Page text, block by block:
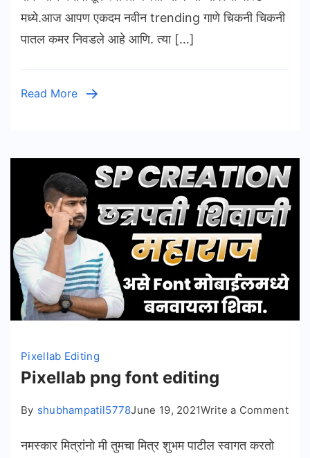
मध्ये.आज आपण एकदम नवीन trending गाणे चिकनी चिकनी
पातल कमर निवडले आहे आणि. त्या […]
Read More
Pixellab Editing
Pixellab png font editing
By shubhampatil5778June 19, 2021Write a Commenton
नमस्कार मित्रांनो मी तुमचा मित्र शुभम पाटील स्वागत करतो